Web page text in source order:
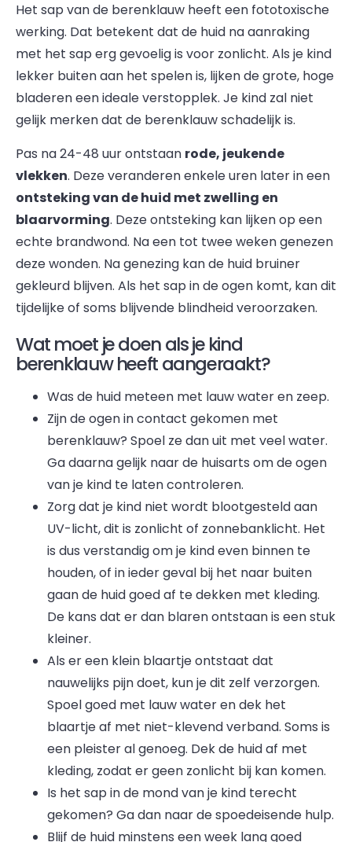
Het sap van de berenklauw heeft een fototoxische
werking. Dat betekent dat de huid na aanraking
met het sap erg gevoelig is voor zonlicht. Als je kind
lekker buiten aan het spelen is, lijken de grote, hoge
bladeren een ideale verstopplek. Je kind zal niet
gelijk merken dat de berenklauw schadelijk is.
Pas na 24-48 uur ontstaan rode, jeukende
vlekken. Deze veranderen enkele uren later in een
ontsteking van de huid met zwelling en
blaarvorming. Deze ontsteking kan lijken op een
echte brandwond. Na een tot twee weken genezen
deze wonden. Na genezing kan de huid bruiner
gekleurd blijven. Als het sap in de ogen komt, kan dit
tijdelijke of soms blijvende blindheid veroorzaken.
Wat moet je doen als je kind
berenklauw heeft aangeraakt?
Was de huid meteen met lauw water en zeep.
Zijn de ogen in contact gekomen met
berenklauw? Spoel ze dan uit met veel water.
Ga daarna gelijk naar de huisarts om de ogen
van je kind te laten controleren.
Zorg dat je kind niet wordt blootgesteld aan
UV-licht, dit is zonlicht of zonnebanklicht. Het
is dus verstandig om je kind even binnen te
houden, of in ieder geval bij het naar buiten
gaan de huid goed af te dekken met kleding.
De kans dat er dan blaren ontstaan is een stuk
kleiner.
Als er een klein blaartje ontstaat dat
nauwelijks pijn doet, kun je dit zelf verzorgen.
Spoel goed met lauw water en dek het
blaartje af met niet-klevend verband. Soms is
een pleister al genoeg. Dek de huid af met
kleding, zodat er geen zonlicht bij kan komen.
Is het sap in de mond van je kind terecht
gekomen? Ga dan naar de spoedeisende hulp.
Blijf de huid minstens een week lang goed